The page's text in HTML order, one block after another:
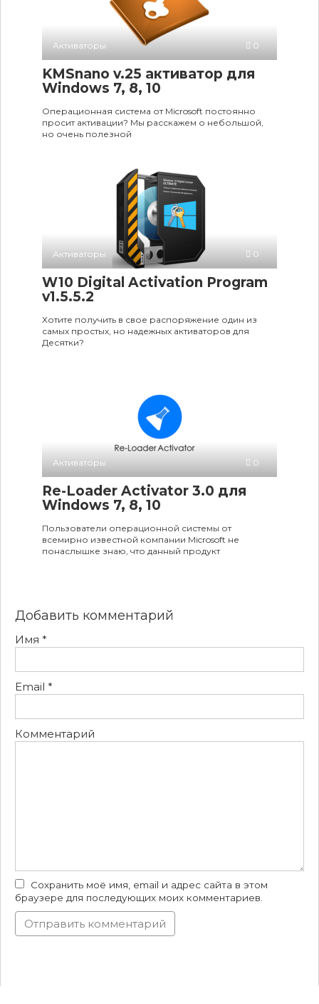
Активаторы 0
KMSnano v.25 активатор для
Windows 7, 8, 10
Операционная система от Microsoft постоянно
просит активации? Мы расскажем о небольшой,
но очень полезной
Активаторы 0
W10 Digital Activation Program
v1.5.5.2
Хотите получить в свое распоряжение один из
самых простых, но надежных активаторов для
Десятки?
Активаторы 0
Re-Loader Activator 3.0 для
Windows 7, 8, 10
Пользователи операционной системы от
всемирно известной компании Microsoft не
понаслышке знаю, что данный продукт
Добавить комментарий
Имя *
Email *
Комментарий
Сохранить моё имя, email и адрес сайта в этом
браузере для последующих моих комментариев.